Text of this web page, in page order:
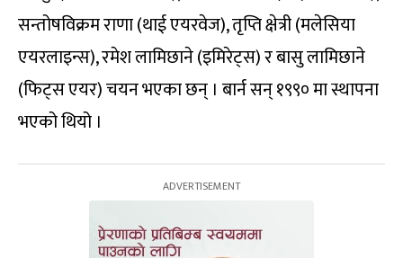
सन्तोषविक्रम राणा (थाई एयरवेज), तृप्ति क्षेत्री (मलेसिया
एयरलाइन्स), रमेश लामिछाने (इमिरेट्स) र बासु लामिछाने
(फिट्स एयर) चयन भएका छन् । बार्न सन् १९९० मा स्थापना
भएको थियो ।